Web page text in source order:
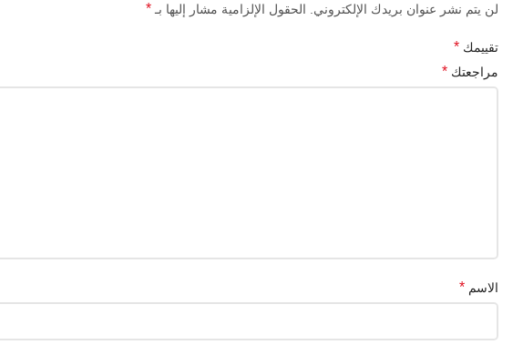
لن يتم نشر عنوان بريدك الإلكتروني. الحقول الإلزامية مشار إليها بـ *
تقييمك *
مراجعتك *
الاسم *